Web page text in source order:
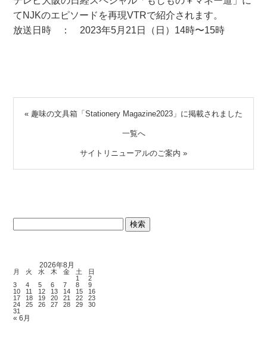
てNJKのエピソードを再現VTRで紹介されます。
放送日時 ： 2023年5月21日（日）14時〜15時
« 趣味の文具箱「Stationery Magazine2023」に掲載されました
一覧へ
サイトリニューアルのご案内 »
検
2026年8月
月 火 水 木 金 土
日
1
2
3
4 5 6 7 8
9
10
11 12 13 14 15
16
17
18 19 20 21 22
23
24
25 26 27 28 29
30
31
« 6月